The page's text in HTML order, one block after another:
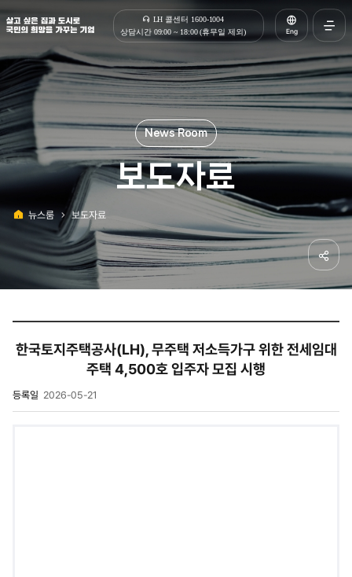
살고 싶은 집과 도시로 국민의 희망을 가꾸는 기업 | 한국토지주택공사
LH 콜센터 1600-1004
상담시간 09:00 ~ 18:00 (휴무일 제외)
Eng
전체
열기
보도자료
뉴스룸 보도자료
공유
한국토지주택공사(LH), 무주택 저소득가구 위한 전세임대
주택 4,500호 입주자 모집 시행
등록일 2026-05-21